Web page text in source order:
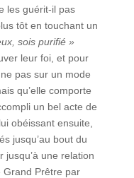
les guérit-il pas
tôt en touchant un
sois purifié »
leur foi, et pour
pas sur un mode
qu’elle comporte
un bel acte de
obéissant ensuite,
jusqu’au bout du
une relation
Grand Prêtre par